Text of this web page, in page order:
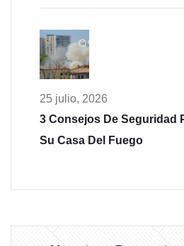
25 julio, 2026
3 Consejos De Seguridad
Su Casa Del Fuego